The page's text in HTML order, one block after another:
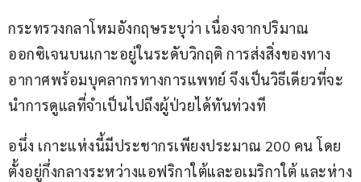
กระทรวงกลาโหมอังกฤษระบุว่า เนื่องจากปริมาณ
ออกซิเจนบนเกาะอยู่ในระดับวิกฤติ การส่งสิ่งของทาง
อากาศพร้อมบุคลากรทางการแพทย์ จึงเป็นวิธีเดียวที่จะ
นำการดูแลที่จำเป็นไปถึงผู้ป่วยได้ทันท่วงที
อนึ่ง เกาะแห่งนี้มีประชากรเพียงประมาณ 200 คน โดย
ตั้งอยู่กึ่งกลางระหว่างแอฟริกาใต้และอเมริกาใต้ และห่าง